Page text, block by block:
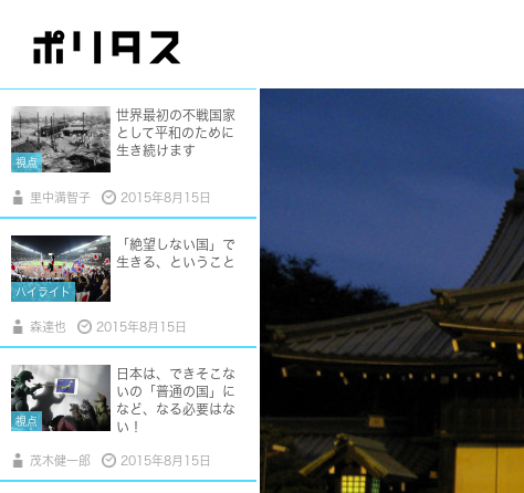
東信 2015年8月15日
視点
世界最初の不戦国家
として平和のために
生き続けます
里中満智子 2015年8月15日
ハイライト
「絶望しない国」で
生きる、ということ
森達也 2015年8月15日
視点
日本は、できそこな
いの「普通の国」に
など、なる必要はな
い！
茂木健一郎 2015年8月15日